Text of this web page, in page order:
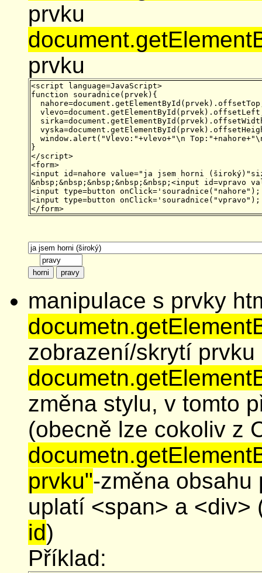
prvku
prvku
<script language=JavaScript>
function souradnice(prvek){
window.alert("Vlevo:"+vlevo+"\n
}
</script>
<form>
<input id=nahore value="ja jsem horni
&nbsp;&nbsp;&nbsp;&nbsp;&nbsp;<input id=vpravo
<input type=button
<input type=button
manipulace s prvky
zobrazení/skrytí prvku
změna stylu, v tomto
(obecně lze cokoliv z
prvku"-změna obsahu
uplatí <span> a <div>
id)
Příklad: